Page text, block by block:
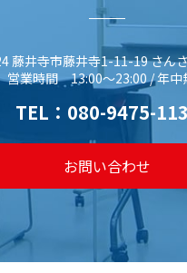
藤井寺市藤井寺1-11-19 さん
営業時間 13:00～23:00 / 年中
TEL： 080-9475-
お問い合わせ